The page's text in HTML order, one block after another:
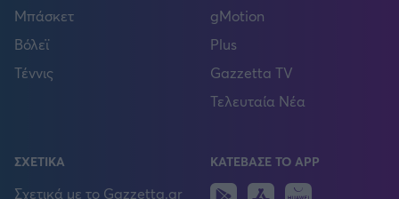
Μπάσκετ
Βόλεϊ
Τέννις
gMotion
Plus
Gazzetta TV
Τελευταία Νέα
ΣΧΕΤΙΚΑ
Σχετικά με το Gazzetta.gr
ΚΑΤΕΒΑΣΕ ΤΟ APP